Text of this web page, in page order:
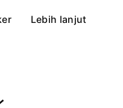
Lebih lanjut